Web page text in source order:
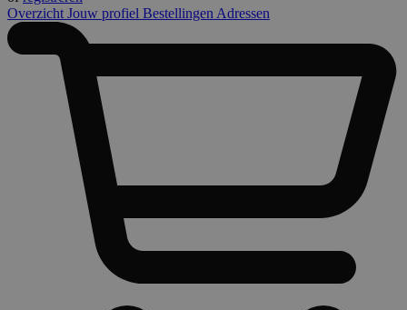
Overzicht Jouw profiel Bestellingen Adressen